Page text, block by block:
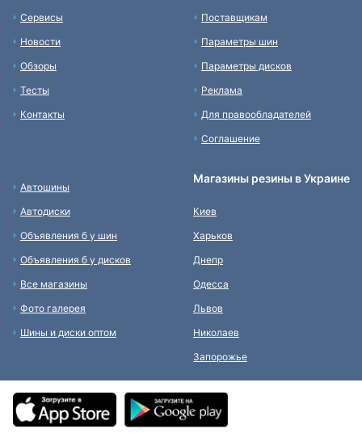
Сервисы
Новости
Обзоры
Тесты
Контакты
Поставщикам
Параметры шин
Параметры дисков
Реклама
Для правообладателей
Соглашение
Автошины
Автодиски
Объявления б у шин
Объявления б у дисков
Все магазины
Фото галерея
Шины и диски оптом
Магазины резины в Украине
Киев
Харьков
Днепр
Одесса
Львов
Николаев
Запорожье